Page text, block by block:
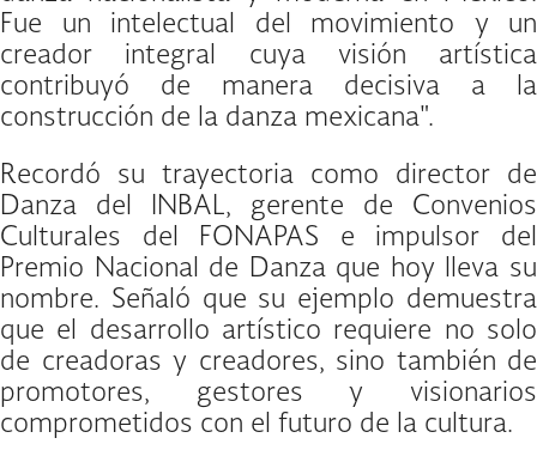
Fue un intelectual del movimiento y un
creador integral cuya visión artística
contribuyó de manera decisiva a la
construcción de la danza mexicana".
Recordó su trayectoria como director de
Danza del INBAL, gerente de Convenios
Culturales del FONAPAS e impulsor del
Premio Nacional de Danza que hoy lleva su
nombre. Señaló que su ejemplo demuestra
que el desarrollo artístico requiere no solo
de creadoras y creadores, sino también de
promotores, gestores y visionarios
comprometidos con el futuro de la cultura.